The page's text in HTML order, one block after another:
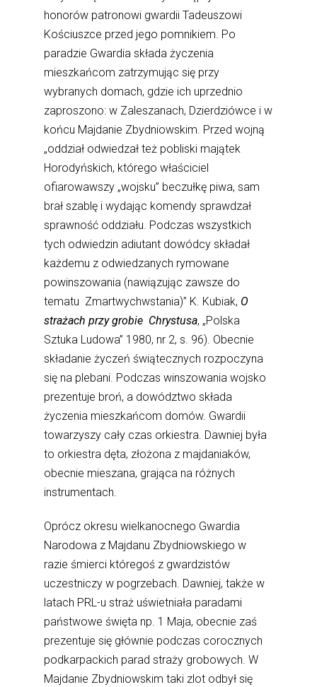
honorów patronowi gwardii Tadeuszowi
Kościuszce przed jego pomnikiem. Po
paradzie Gwardia składa życzenia
mieszkańcom zatrzymując się przy
wybranych domach, gdzie ich uprzednio
zaproszono: w Zaleszanach, Dzierdziówce i w
końcu Majdanie Zbydniowskim. Przed wojną
„oddział odwiedzał też pobliski majątek
Horodyńskich, którego właściciel
ofiarowawszy „wojsku” beczułkę piwa, sam
brał szablę i wydając komendy sprawdzał
sprawność oddziału. Podczas wszystkich
tych odwiedzin adiutant dowódcy składał
każdemu z odwiedzanych rymowane
powinszowania (nawiązując zawsze do
tematu Zmartwychwstania)” K. Kubiak, O
strażach przy grobie Chrystusa, „Polska
Sztuka Ludowa” 1980, nr 2, s. 96). Obecnie
składanie życzeń świątecznych rozpoczyna
się na plebani. Podczas winszowania wojsko
prezentuje broń, a dowództwo składa
życzenia mieszkańcom domów. Gwardii
towarzyszy cały czas orkiestra. Dawniej była
to orkiestra dęta, złożona z majdaniaków,
obecnie mieszana, grająca na różnych
instrumentach.
Oprócz okresu wielkanocnego Gwardia
Narodowa z Majdanu Zbydniowskiego w
razie śmierci któregoś z gwardzistów
uczestniczy w pogrzebach. Dawniej, także w
latach PRL-u straż uświetniała paradami
państwowe święta np. 1 Maja, obecnie zaś
prezentuje się głównie podczas corocznych
podkarpackich parad straży grobowych. W
Majdanie Zbydniowskim taki zlot odbył się